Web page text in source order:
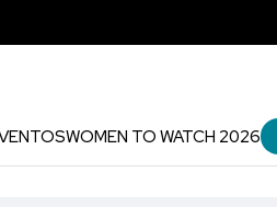
WOMEN TO WATCH 2026